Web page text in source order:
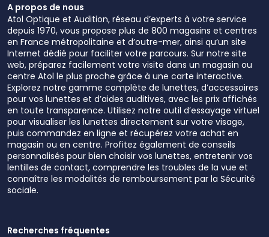
A propos de nous
Atol Optique et Audition, réseau d’experts à votre service
depuis 1970, vous propose plus de 800 magasins et centres
en France métropolitaine et d’outre-mer, ainsi qu’un site
Internet dédié pour faciliter votre parcours. Sur notre site
web, préparez facilement votre visite dans un magasin ou
centre Atol le plus proche grâce à une carte interactive.
Explorez notre gamme complète de lunettes, d’accessoires
pour vos lunettes et d’aides auditives, avec les prix affichés
en toute transparence. Utilisez notre outil d’essayage virtuel
pour visualiser les lunettes directement sur votre visage,
puis commandez en ligne et récupérez votre achat en
magasin ou en centre. Profitez également de conseils
personnalisés pour bien choisir vos lunettes, entretenir vos
lentilles de contact, comprendre les troubles de la vue et
connaître les modalités de remboursement par la Sécurité
sociale.
Recherches fréquentes